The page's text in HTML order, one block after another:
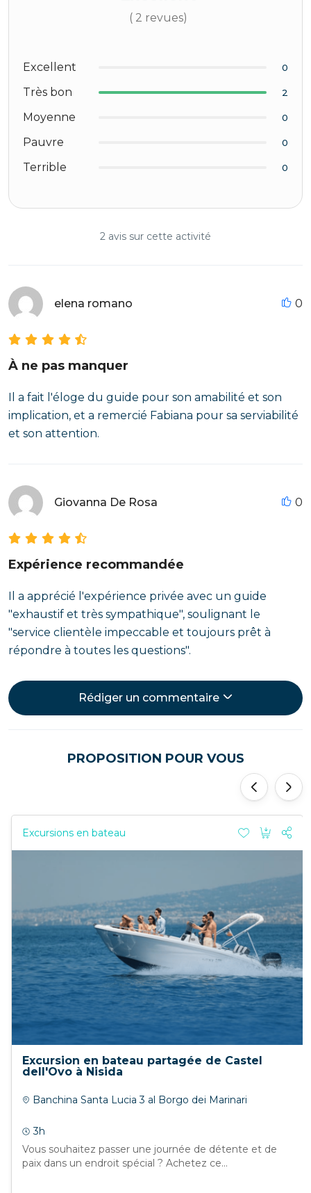
( 2 revues)
Excellent 0
Très bon 2
Moyenne 0
Pauvre 0
Terrible 0
2 avis sur cette activité
elena romano 0
À ne pas manquer
Il a fait l'éloge du guide pour son amabilité et son
implication, et a remercié Fabiana pour sa serviabilité
et son attention.
Giovanna De Rosa 0
Expérience recommandée
Il a apprécié l'expérience privée avec un guide
"exhaustif et très sympathique", soulignant le
"service clientèle impeccable et toujours prêt à
répondre à toutes les questions".
Rédiger un commentaire
PROPOSITION POUR VOUS
Excursions en bateau
Excursion en bateau partagée de Castel
dell'Ovo à Nisida
Banchina Santa Lucia 3 al Borgo dei Marinari
3h
Vous souhaitez passer une journée de détente et de
paix dans un endroit spécial ? Achetez ce...
'